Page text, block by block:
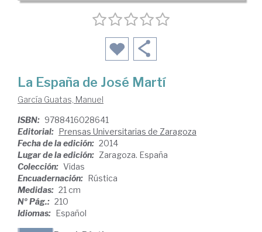
La España de José Martí
García Guatas, Manuel
ISBN: 9788416028641
Editorial: Prensas Universitarias de Zaragoza
Fecha de la edición: 2014
Lugar de la edición: Zaragoza. España
Colección: Vidas
Encuadernación: Rústica
Medidas: 21 cm
Nº Pág.: 210
Idiomas: Español